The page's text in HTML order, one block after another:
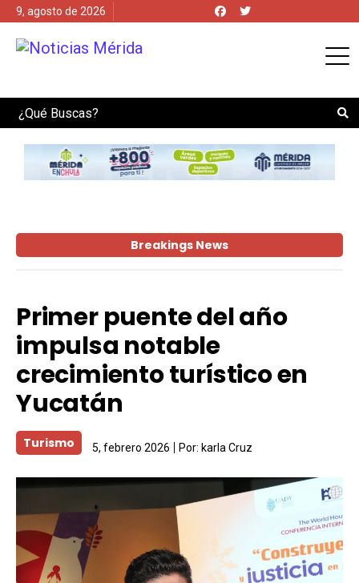
9, agosto de 2026
Search
Breakings News
Primer puente del año
impulsa notable
crecimiento turístico en
Yucatán
Turismo 5, febrero 2026 Por: karla Cruz